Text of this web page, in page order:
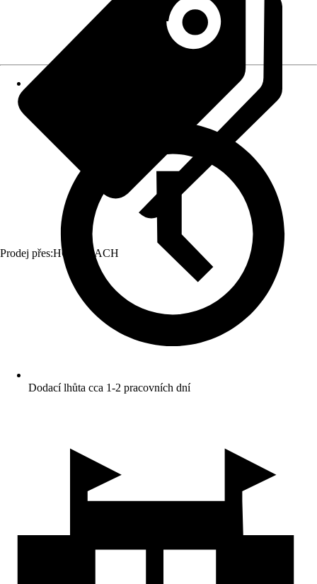
Prodej přes:HORNBACH
Dodací lhůta cca 1-2 pracovních dní